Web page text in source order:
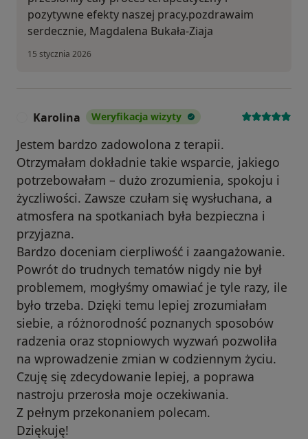
pozytywne efekty naszej pracy.pozdrawaim
serdecznie, Magdalena Bukała-Ziaja
15 stycznia 2026
Karolina Weryfikacja wizyty
Jestem bardzo zadowolona z terapii.
Otrzymałam dokładnie takie wsparcie, jakiego
potrzebowałam – dużo zrozumienia, spokoju i
życzliwości. Zawsze czułam się wysłuchana, a
atmosfera na spotkaniach była bezpieczna i
przyjazna.
Bardzo doceniam cierpliwość i zaangażowanie.
Powrót do trudnych tematów nigdy nie był
problemem, mogłyśmy omawiać je tyle razy, ile
było trzeba. Dzięki temu lepiej zrozumiałam
siebie, a różnorodność poznanych sposobów
radzenia oraz stopniowych wyzwań pozwoliła
na wprowadzenie zmian w codziennym życiu.
Czuję się zdecydowanie lepiej, a poprawa
nastroju przerosła moje oczekiwania.
Z pełnym przekonaniem polecam.
Dziękuję!